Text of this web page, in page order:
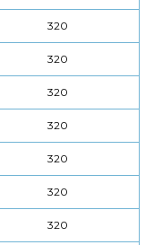
320
320
320
320
320
320
320